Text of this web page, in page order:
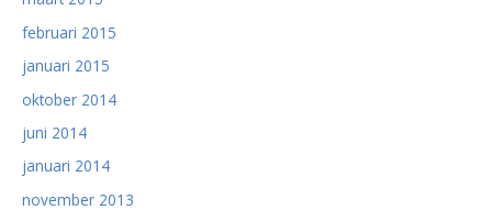
februari 2015
januari 2015
oktober 2014
juni 2014
januari 2014
november 2013